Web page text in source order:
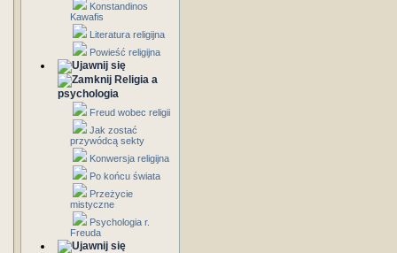
Konstandinos
Kawafis
Literatura religijna
Powieść religijna
Religia a
psychologia
Freud wobec religii
Jak zostać
przywódcą sekty
Konwersja religijna
Po końcu świata
Przeżycie
mistyczne
Psychologia r.
Freuda